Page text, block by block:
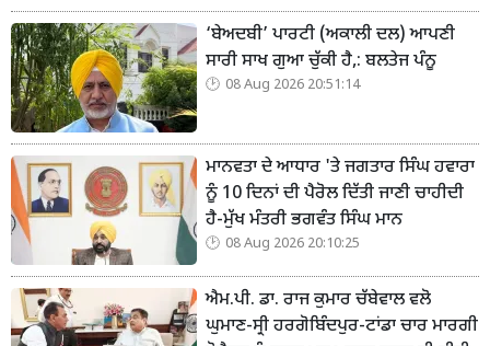
‘ਬੇਅਦਬੀ’ ਪਾਰਟੀ (ਅਕਾਲੀ ਦਲ) ਆਪਣੀ
ਸਾਰੀ ਸਾਖ ਗੁਆ ਚੁੱਕੀ ਹੈ,: ਬਲਤੇਜ ਪੰਨੂ
08 Aug 2026 20:51:14
ਮਾਨਵਤਾ ਦੇ ਆਧਾਰ 'ਤੇ ਜਗਤਾਰ ਸਿੰਘ ਹਵਾਰਾ
ਨੂੰ 10 ਦਿਨਾਂ ਦੀ ਪੈਰੋਲ ਦਿੱਤੀ ਜਾਣੀ ਚਾਹੀਦੀ
ਹੈ-ਮੁੱਖ ਮੰਤਰੀ ਭਗਵੰਤ ਸਿੰਘ ਮਾਨ
08 Aug 2026 20:10:25
ਐਮ.ਪੀ. ਡਾ. ਰਾਜ ਕੁਮਾਰ ਚੱਬੇਵਾਲ ਵਲੋ
ਘੁਮਾਣ-ਸ੍ਰੀ ਹਰਗੋਬਿੰਦਪੁਰ-ਟਾਂਡਾ ਚਾਰ ਮਾਰਗੀ